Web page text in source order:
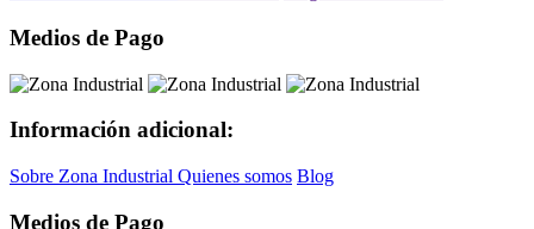
Medios de Pago
Información adicional:
Sobre Zona Industrial Quienes somos Blog
Medios de Pago